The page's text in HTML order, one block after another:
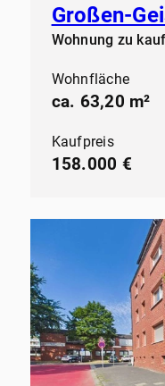
Großen-
Wohnung zu
Wohnfläche
ca. 63,20 m²
Kaufpreis
158.000 €